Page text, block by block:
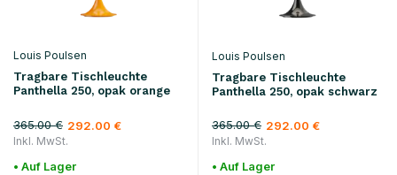
Louis Poulsen
Tragbare Tischleuchte
Panthella 250, opak orange
365.00 € 292.00 €
Inkl. MwSt.
• Auf Lager
Louis Poulsen
Tragbare Tischleuchte
Panthella 250, opak schwarz
365.00 € 292.00 €
Inkl. MwSt.
• Auf Lager